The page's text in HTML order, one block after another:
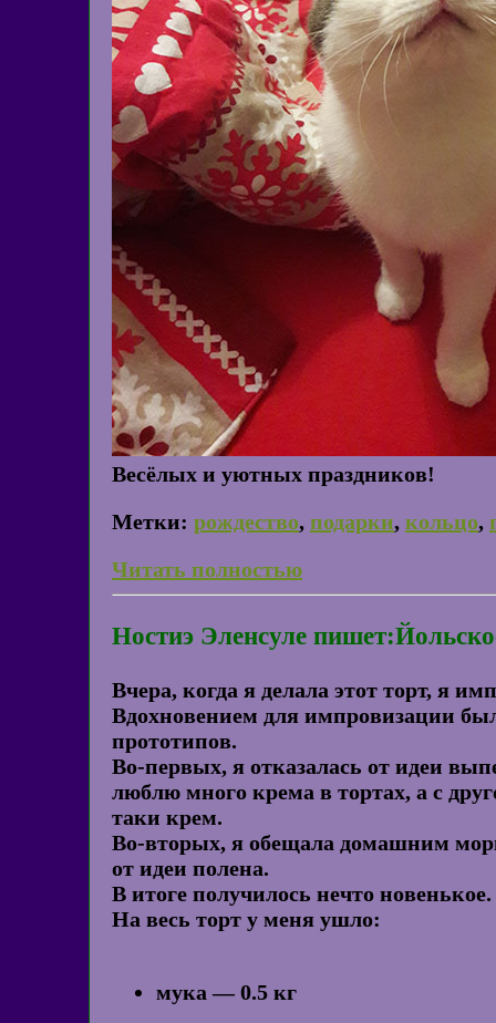
Весёлых и уютных праздников!
Метки: рождество, подарки, кольцо,
Читать полностью
Ностиэ Эленсуле
Вчера, когда я делала этот торт, я
Вдохновением для импровизации
прототипов.
Во-первых, я отказалась от идеи
люблю много крема в тортах, а с
таки крем.
Во-вторых, я обещала домашним
от идеи полена.
В итоге получилось нечто новенькое.
На весь торт у меня ушло:
мука — 0.5 кг